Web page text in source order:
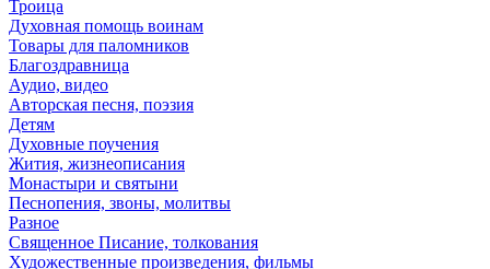
Троица
Духовная помощь воинам
Товары для паломников
Благоздравница
Аудио, видео
Авторская песня, поэзия
Детям
Духовные поучения
Жития, жизнеописания
Монастыри и святыни
Песнопения, звоны, молитвы
Разное
Священное Писание, толкования
Художественные произведения, фильмы